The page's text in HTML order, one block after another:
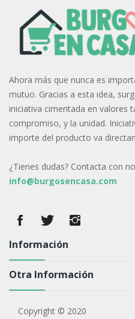
Ahora más que nunca es
mutuo. Gracias a esta idea,
iniciativa cimentada en valores
compromiso, y la unidad.
importe del producto va
¿Tienes dudas? Contacta con
info@burgosencasa.com
Información
Otra Información
Copyright © 2020